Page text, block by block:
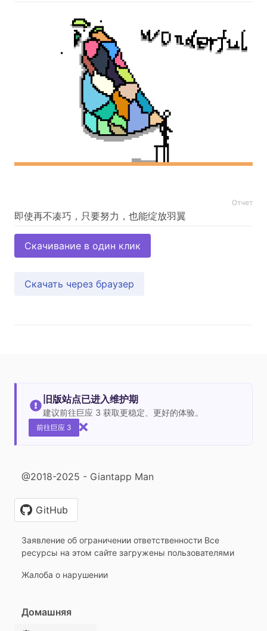
Отчет
Скачивание в один клик
Скачать через браузер
旧版站点已进入维护期
建议前往巨应 3 获取更稳定、更好的体验。
前往巨应 3
@2018-2025 - Giantapp Man
GitHub
Заявление об ограничении ответственности Все
ресурсы на этом сайте загружены пользователями
Жалоба о нарушении
Домашняя